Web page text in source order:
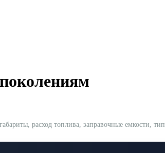
расход топлива, заправочные емкости, тип